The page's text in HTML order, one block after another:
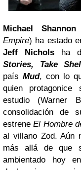
Michael Shannon
Empire) ha estado
Jeff Nichols ha
Stories, Take
país Mud, con lo
quien
estudio (Warner
consolidación de
estrene El Hombre
al villano Zod. Aún
más allá de que
ambientado hoy